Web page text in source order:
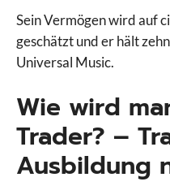
Sein Vermögen wird auf
geschätzt und er hält
Universal Music.
Wie wird
Trader? –
Ausbildung